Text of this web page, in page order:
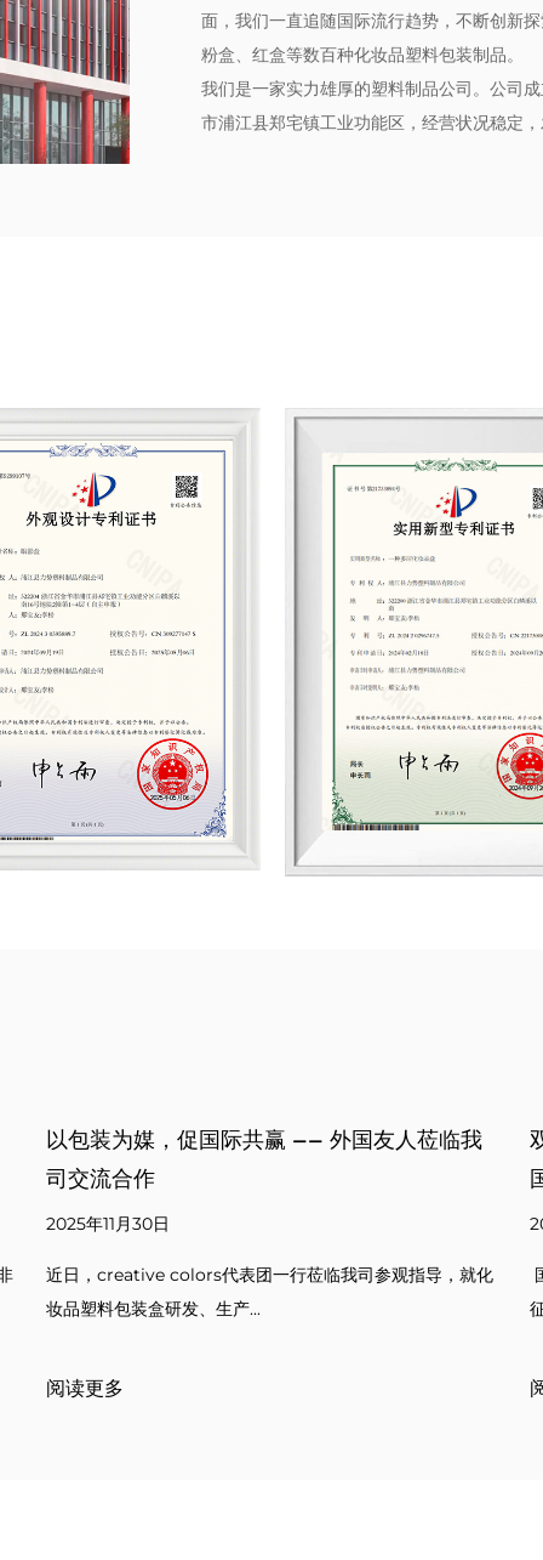
面，我们一直追随国际流行趋势，不断创新
粉盒、红盒等数百种化妆品塑料包装制品。
我们是一家实力雄厚的塑料制品公司。公司
市浦江县郑宅镇工业功能区，经营状况稳定，
化
双节同庆，感恩有你——公司送上特别礼品庆祝
国庆与中秋
2025年09月30日
国庆与中秋是我们国家非常重要的节日，双节合一的时刻象
征着团圆与祝福。通过这次送礼活动，我们希望向...
阅读更多